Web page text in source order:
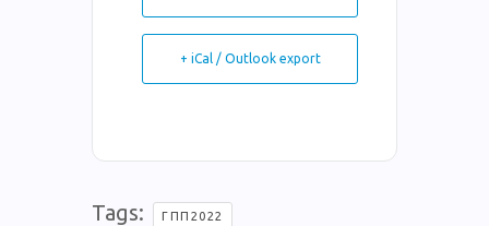
+ iCal / Outlook export
Tags: ΓΠΠ2022